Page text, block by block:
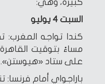
كبيرة، وهي:
السبت 4 يوليو
على ستاد «هيوستن».